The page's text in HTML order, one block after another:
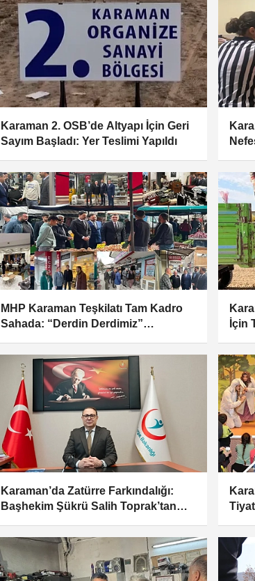
Karaman 2. OSB’de Altyapı İçin Geri
Sayım Başladı: Yer Teslimi Yapıldı
MHP Karaman Teşkilatı Tam Kadro
Sahada: “Derdin Derdimiz”
İçin
Karaman’da Zatürre Farkındalığı:
Başhekim Şükrü Salih Toprak’tan